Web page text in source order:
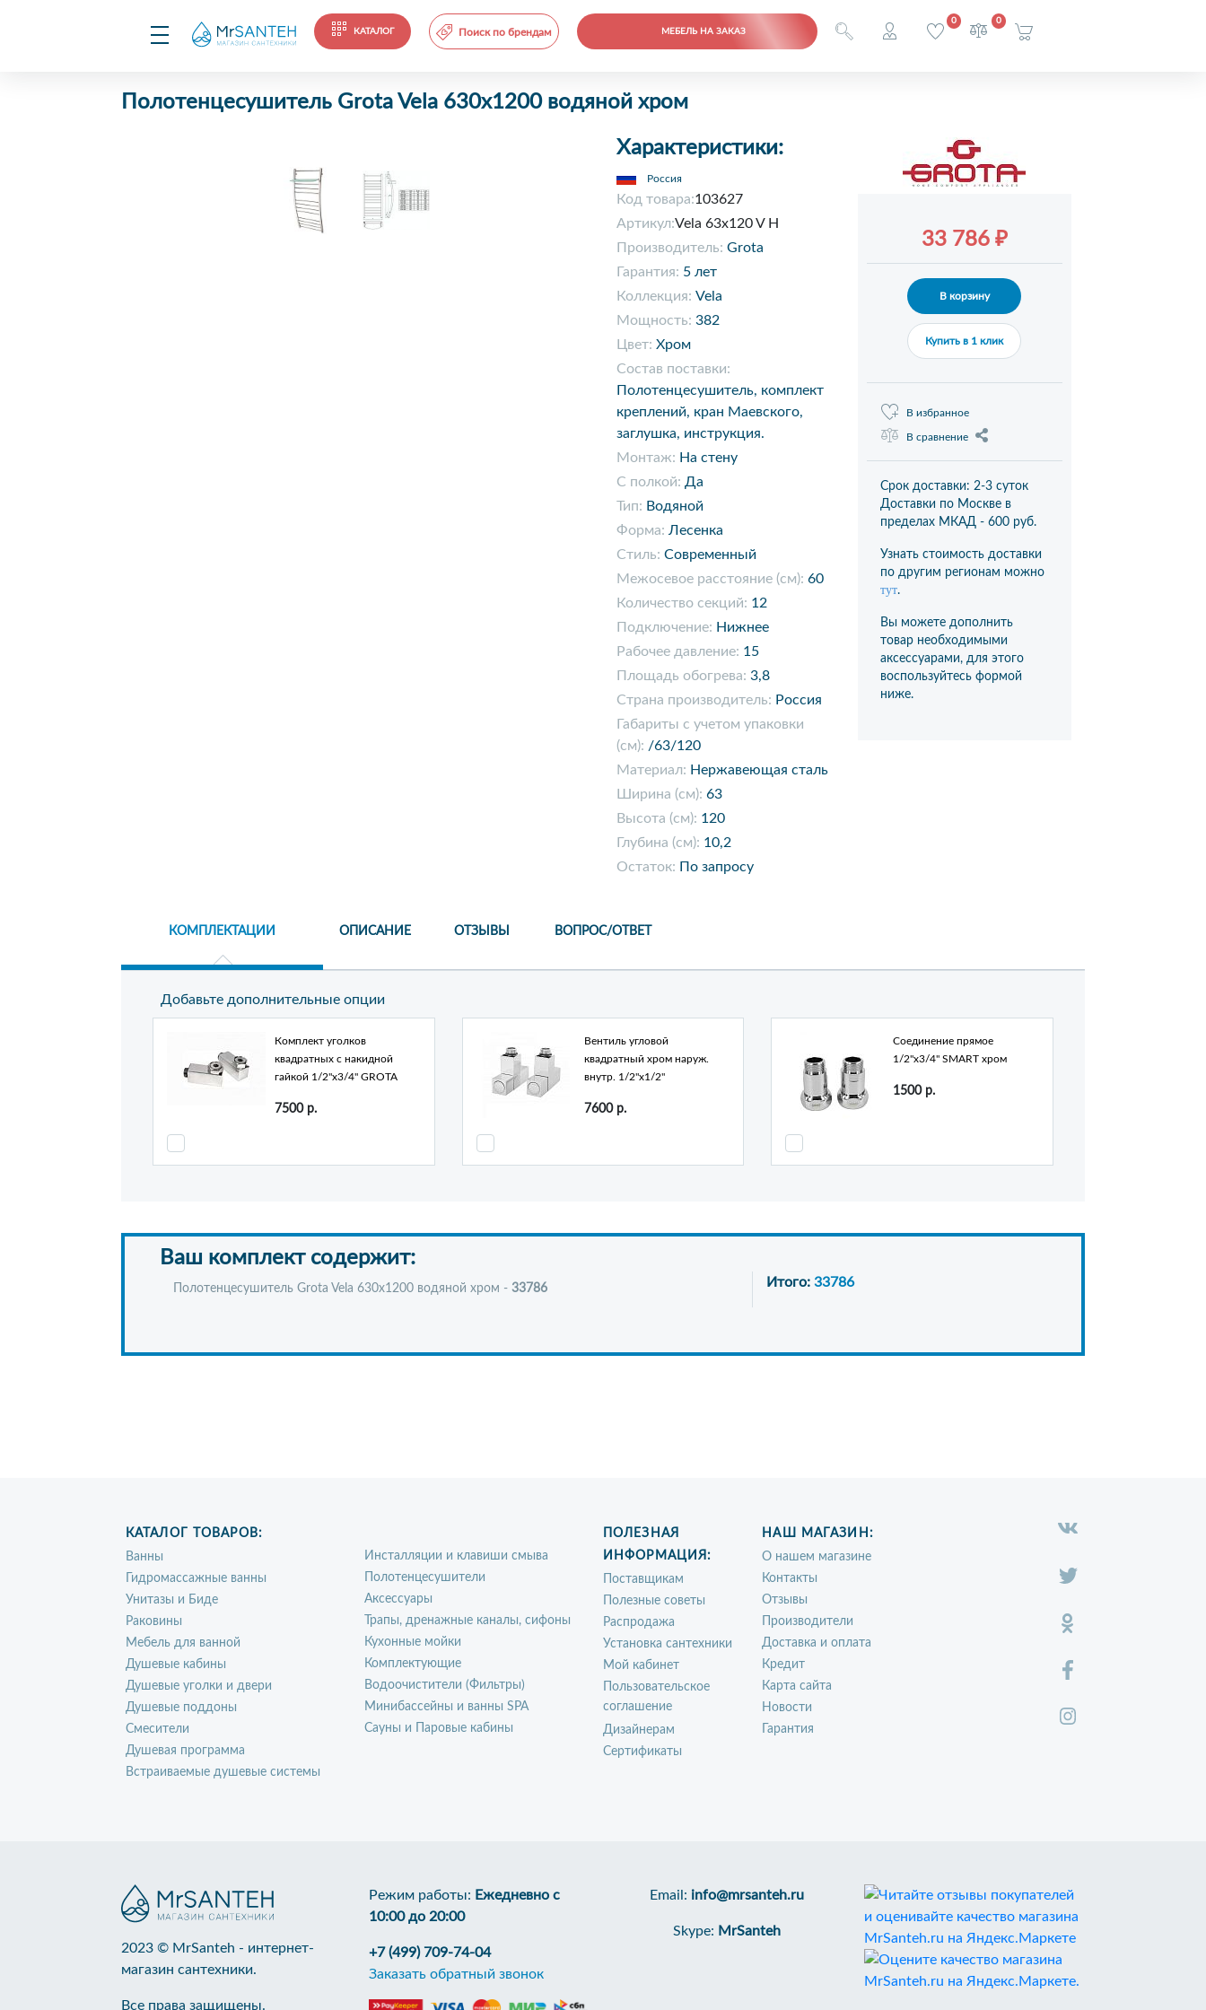
КАТАЛОГ Поиск по брендам МЕБЕЛЬ НА ЗАКАЗ
0 0
Полотенцесушитель Grota Vela 630x1200 водяной хром
Характеристики:
Россия
Код товара:103627
Артикул:Vela 63x120 V H
Производитель: Grota
Гарантия: 5 лет
Коллекция: Vela
Мощность: 382
Цвет: Хром
Состав поставки:
Полотенцесушитель, комплект
креплений, кран Маевского,
заглушка, инструкция.
Монтаж: На стену
С полкой: Да
Тип: Водяной
Форма: Лесенка
Стиль: Современный
Межосевое расстояние (см): 60
Количество секций: 12
Подключение: Нижнее
Рабочее давление: 15
Площадь обогрева: 3,8
Страна производитель: Россия
Габариты с учетом упаковки
(см): /63/120
Материал: Нержавеющая сталь
Ширина (см): 63
Высота (см): 120
Глубина (см): 10,2
Остаток: По запросу
33 786 ₽
В корзину
Купить в 1 клик
В избранное
В сравнение
Срок доставки: 2-3 суток
Доставки по Москве в
пределах МКАД - 600 руб.
Узнать стоимость доставки
по другим регионам можно
тут.
Вы можете дополнить
товар необходимыми
аксессуарами, для этого
воспользуйтесь формой
ниже.
КОМПЛЕКТАЦИИ ОПИСАНИЕ ОТЗЫВЫ ВОПРОС/ОТВЕТ
Добавьте дополнительные опции
Комплект уголков
квадратных c накидной
гайкой 1/2"х3/4" GROTA
7500р.
Вентиль угловой
квадратный хром наруж.
внутр. 1/2"х1/2"
7600р.
Соединение прямое
1/2"х3/4" SMART хром
1500р.
Ваш комплект содержит:
Полотенцесушитель Grota Vela 630x1200 водяной хром - 33786 Итого: 33786
КАТАЛОГ ТОВАРОВ:
Ванны
Гидромассажные ванны
Унитазы и Биде
Раковины
Мебель для ванной
Душевые кабины
Душевые уголки и двери
Душевые поддоны
Смесители
Душевая программа
Встраиваемые душевые системы
Инсталляции и клавиши смыва
Полотенцесушители
Аксессуары
Трапы, дренажные каналы, сифоны
Кухонные мойки
Комплектующие
Водоочистители (Фильтры)
Минибассейны и ванны SPA
Сауны и Паровые кабины
ПОЛЕЗНАЯ
ИНФОРМАЦИЯ:
Поставщикам
Полезные советы
Распродажа
Установка сантехники
Мой кабинет
Пользовательское
соглашение
Дизайнерам
Сертификаты
НАШ МАГАЗИН:
О нашем магазине
Контакты
Отзывы
Производители
Доставка и оплата
Кредит
Карта сайта
Новости
Гарантия
2023 © MrSanteh - интернет-
магазин сантехники.
Все права защищены.
Режим работы: Ежедневно с
10:00 до 20:00
+7 (499) 709-74-04
Заказать обратный звонок
Email: info@mrsanteh.ru
Skype: MrSanteh